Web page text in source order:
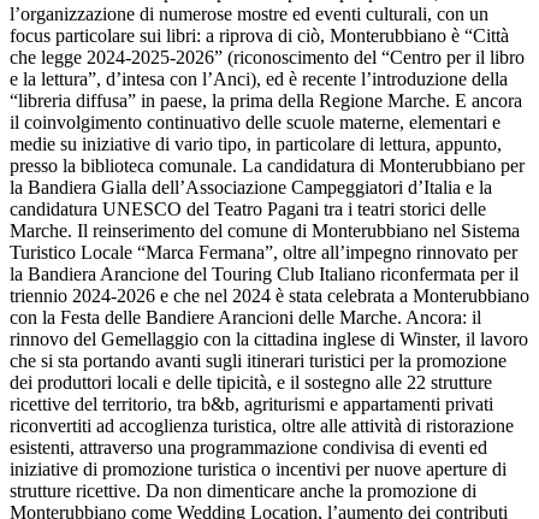
l’organizzazione di numerose mostre ed eventi culturali, con un
focus particolare sui libri: a riprova di ciò, Monterubbiano è “Città
che legge 2024-2025-2026” (riconoscimento del “Centro per il libro
e la lettura”, d’intesa con l’Anci), ed è recente l’introduzione della
“libreria diffusa” in paese, la prima della Regione Marche. E ancora
il coinvolgimento continuativo delle scuole materne, elementari e
medie su iniziative di vario tipo, in particolare di lettura, appunto,
presso la biblioteca comunale. La candidatura di Monterubbiano per
la Bandiera Gialla dell’Associazione Campeggiatori d’Italia e la
candidatura UNESCO del Teatro Pagani tra i teatri storici delle
Marche. Il reinserimento del comune di Monterubbiano nel Sistema
Turistico Locale “Marca Fermana”, oltre all’impegno rinnovato per
la Bandiera Arancione del Touring Club Italiano riconfermata per il
triennio 2024-2026 e che nel 2024 è stata celebrata a Monterubbiano
con la Festa delle Bandiere Arancioni delle Marche. Ancora: il
rinnovo del Gemellaggio con la cittadina inglese di Winster, il lavoro
che si sta portando avanti sugli itinerari turistici per la promozione
dei produttori locali e delle tipicità, e il sostegno alle 22 strutture
ricettive del territorio, tra b&b, agriturismi e appartamenti privati
riconvertiti ad accoglienza turistica, oltre alle attività di ristorazione
esistenti, attraverso una programmazione condivisa di eventi ed
iniziative di promozione turistica o incentivi per nuove aperture di
strutture ricettive. Da non dimenticare anche la promozione di
Monterubbiano come Wedding Location, l’aumento dei contributi